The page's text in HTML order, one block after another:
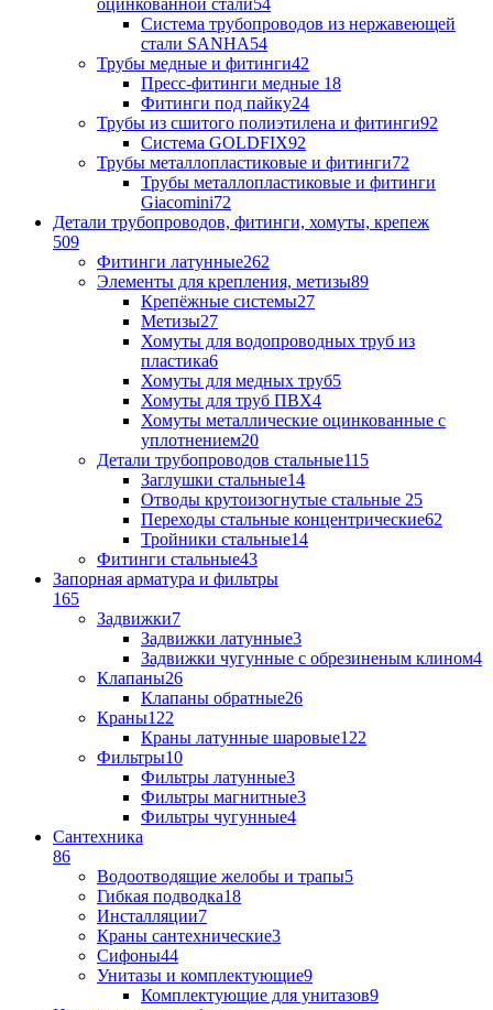
оцинкованной стали54
Система трубопроводов из нержавеющей
стали SANHA54
Трубы медные и фитинги42
Пресс-фитинги медные 18
Фитинги под пайку24
Трубы из сшитого полиэтилена и фитинги92
Система GOLDFIX92
Трубы металлопластиковые и фитинги72
Трубы металлопластиковые и фитинги
Giacomini72
Детали трубопроводов, фитинги, хомуты, крепеж
509
Фитинги латунные262
Элементы для крепления, метизы89
Крепёжные системы27
Метизы27
Хомуты для водопроводных труб из
пластика6
Хомуты для медных труб5
Хомуты для труб ПВХ4
Хомуты металлические оцинкованные с
уплотнением20
Детали трубопроводов стальные115
Заглушки стальные14
Отводы крутоизогнутые стальные 25
Переходы стальные концентрические62
Тройники стальные14
Фитинги стальные43
Запорная арматура и фильтры
165
Задвижки7
Задвижки латунные3
Задвижки чугунные с обрезиненым клином4
Клапаны26
Клапаны обратные26
Краны122
Краны латунные шаровые122
Фильтры10
Фильтры латунные3
Фильтры магнитные3
Фильтры чугунные4
Сантехника
86
Водоотводящие желобы и трапы5
Гибкая подводка18
Инсталляции7
Краны сантехнические3
Сифоны44
Унитазы и комплектующие9
Комплектующие для унитазов9